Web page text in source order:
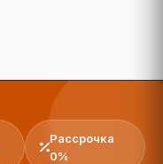
Рассрочка
0%